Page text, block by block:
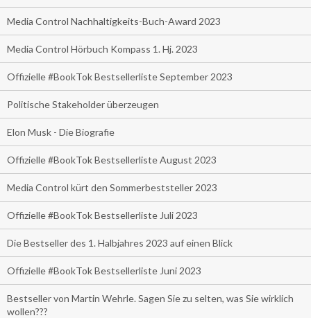
Media Control Nachhaltigkeits-Buch-Award 2023
Media Control Hörbuch Kompass 1. Hj. 2023
Offizielle #BookTok Bestsellerliste September 2023
Politische Stakeholder überzeugen
Elon Musk - Die Biografie
Offizielle #BookTok Bestsellerliste August 2023
Media Control kürt den Sommerbeststeller 2023
Offizielle #BookTok Bestsellerliste Juli 2023
Die Bestseller des 1. Halbjahres 2023 auf einen Blick
Offizielle #BookTok Bestsellerliste Juni 2023
Bestseller von Martin Wehrle. Sagen Sie zu selten, was Sie wirklich
wollen???